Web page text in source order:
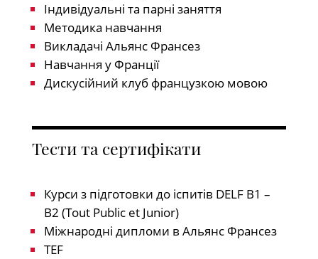
Індивідуальні та парні заняття
Методика навчання
Викладачі Альянс Франсез
Навчання у Франції
Дискусійний клуб французкою мовою
Тести та сертифікати
Курси з підготовки до іспитів DELF B1 –
B2 (Tout Public et Junior)
Міжнародні дипломи в Альянс Франсез
TEF